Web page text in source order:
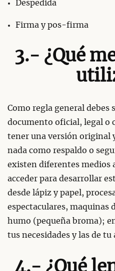
Despedida
Firma y pos-firma
3.- ¿Qué
Como regla general debes
documento oficial, legal o
tener una versión original
nada como respaldo o
existen diferentes medios
acceder para desarrollar
desde lápiz y papel,
espectaculares, maquinas
humo (pequeña broma);
tus necesidades y las de tu
4.- ¿Qué